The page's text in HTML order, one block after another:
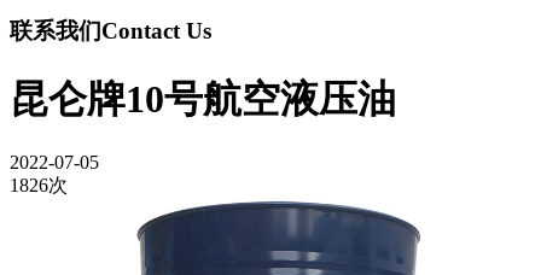
联系我们Contact Us
昆仑牌10号航空液压油
2022-07-05
1826次